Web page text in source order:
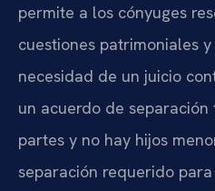
permite a los cónyuges
cuestiones patrimoniales
necesidad de un juicio
un acuerdo de
partes y no hay hijos
separación requerido